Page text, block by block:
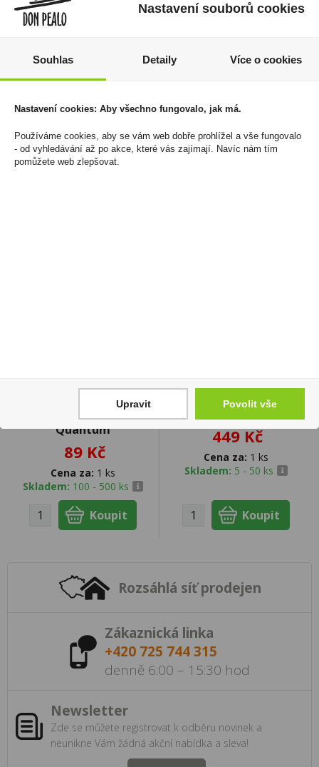
Káva Tchibo Barista
159 Kč
Cena za:1 ks
Chenin Blanc 0,75l
170 Kč
Sauvignon blanc 0,75l
Quantum
89 Kč
Cena za: 1 ks
Skladem: 100 - 500 ks
449 Kč
Cena za: 1 ks
Skladem: 5 - 50 ks
Rozsáhlá síť prodejen
Zákaznická linka
+420 725 744 315
denně 6:00 – 15:30 hod
Newsletter
Zde se můžete registrovat k odběru novinek a
neunikne Vám žádná akční nabídka a sleva!
Nastavení souborů cookies
Souhlas Detaily Více o cookies
Nastavení cookies: Aby všechno fungovalo, jak má.
Používáme cookies, aby se vám web dobře prohlížel a vše fungovalo
- od vyhledávání až po akce, které vás zajímají. Navíc nám tím
pomůžete web zlepšovat.
Upravit Povolit vše